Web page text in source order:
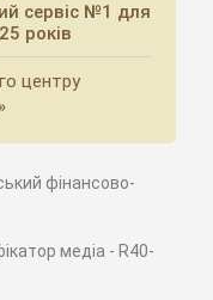
сервіс №1 для
років
центру
фінансово-
медіа - R40-